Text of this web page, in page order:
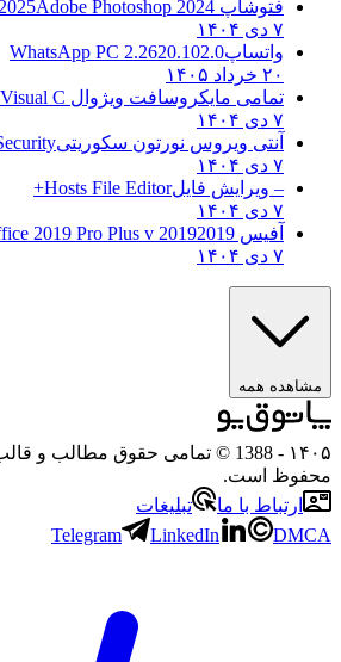
فتوشاپ CC 2025 Adobe Photoshop 2024
۷ دی ۱۴۰۴
واتساپWhatsApp PC 2.2620.102.0
۲۰ خرداد ۱۴۰۵
تمامی مایکروسافت ویژوال C C++
۷ دی ۱۴۰۴
آنتی ویروس نورتون سکوریتی
۷ دی ۱۴۰۴
– ویرایش فایلHosts File Editor+
۷ دی ۱۴۰۴
آفیس 2019 2019 Microsoft Office 2019 Pro Plus v
۷ دی ۱۴۰۴
مشاهده همه
۱۴۰۵
- 1388 © تمامی حقوق مطالب و
محفوظ است.
ارتباط با ما
تبلیغات
Telegram
LinkedIn DMCA